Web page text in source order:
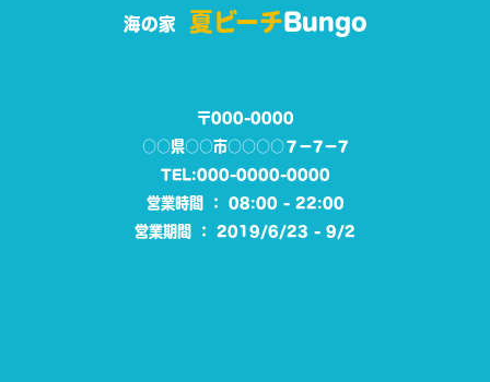
海の家 夏ビーチBungo
〒000-0000
○○県○○市○○○○７－7－7
TEL:000-0000-0000
営業時間 ： 08:00 - 22:00
営業期間 ： 2019/6/23 - 9/2